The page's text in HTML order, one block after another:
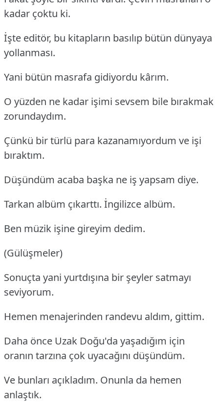
kadar çoktu ki.
İşte editör, bu kitapların basılıp bütün dünyaya
yollanması.
Yani bütün masrafa gidiyordu kârım.
O yüzden ne kadar işimi sevsem bile bırakmak
zorundaydım.
Çünkü bir türlü para kazanamıyordum ve işi
bıraktım.
Düşündüm acaba başka ne iş yapsam diye.
Tarkan albüm çıkarttı. İngilizce albüm.
Ben müzik işine gireyim dedim.
(Gülüşmeler)
Sonuçta yani yurtdışına bir şeyler satmayı
seviyorum.
Hemen menajerinden randevu aldım, gittim.
Daha önce Uzak Doğu'da yaşadığım için
oranın tarzına çok uyacağını düşündüm.
Ve bunları açıkladım. Onunla da hemen
anlaştık.